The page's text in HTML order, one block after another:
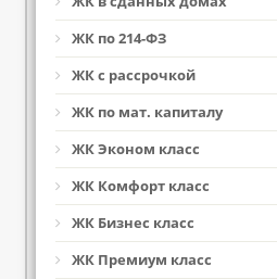
ЖК по 214-ФЗ
ЖК с рассрочкой
ЖК по мат. капиталу
ЖК Эконом класс
ЖК Комфорт класс
ЖК Бизнес класс
ЖК Премиум класс